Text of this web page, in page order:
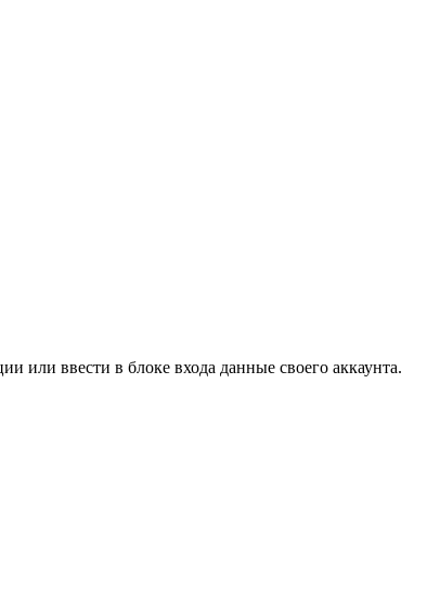
или ввести в блоке входа данные своего аккаунта.